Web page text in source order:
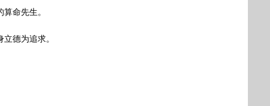
命先生。
德为追求。